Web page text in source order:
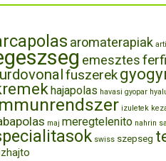
aromaterapiak
emesztes
fuszerek
hajapolas havasi gyopar
izuletek
maj meregtelenito nahrin
swiss szepseg